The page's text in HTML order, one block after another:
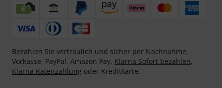
Bezahlen Sie vertraulich und sicher per Nachnahme,
Vorkasse, PayPal, Amazon Pay, Klarna Sofort bezahlen,
Klarna Ratenzahlung oder Kreditkarte.